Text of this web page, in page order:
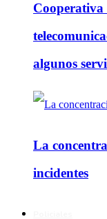
Cooperativa
algunos
La
incidentes